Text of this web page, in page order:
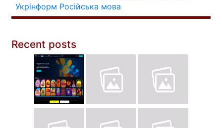
Укрінформ Російська мова
Recent posts